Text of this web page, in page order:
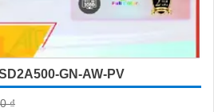
GN-AW-PV
₫